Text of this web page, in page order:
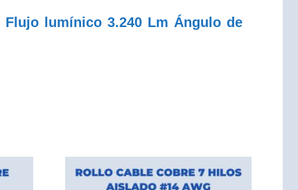
Flujo lumínico 3.240 Lm Ángulo de